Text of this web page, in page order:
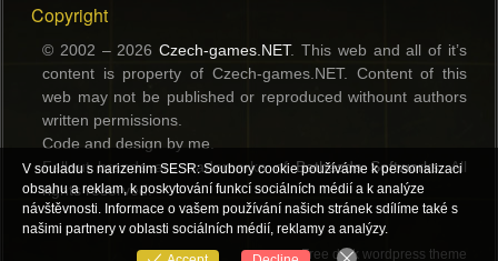
Copyright
© 2002 – 2026Czech-games.NET. This web and all of it’s
content is property of Czech-games.NET. Content of this
web may not be published or reproduced withount authors
written permissions.
Code and design by me.
Fallout brands are trademerks ofBethesda Softworks. All
rights reserved.
Free dark wordpress theme
V souladu s narizenim SESR: Soubory cookie používáme k personalizaci
obsahu a reklam, k poskytování funkcí sociálních médií a k analýze
návštěvnosti. Informace o vašem používání našich stránek sdílíme také s
našimi partnery v oblasti sociálních médií, reklamy a analýzy.